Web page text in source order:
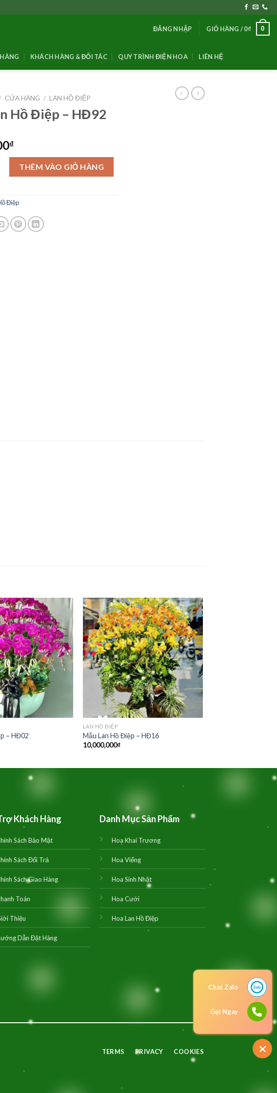
ĐĂNG NHẬP GIỎ HÀNG /0₫ 0
KHÁCH HÀNG & ĐỐI TÁC QUY TRÌNH ĐIỆN HOA LIÊN HỆ
/ CỬA HÀNG / LAN HỒ ĐIỆP
Hồ Điệp – HĐ92
₫
– HĐ92 số lượng
THÊM VÀO GIỎ HÀNG
Điệp
– HĐ02
LAN HỒ ĐIỆP
Mẫu Lan Hồ Điệp – HĐ16
10,000,000₫
Khách Hàng
Sách Bảo Mật
Sách Đổi Trả
Sách Giao Hàng
Toán
Thiệu
Dẫn Đặt Hàng
Danh Mục Sản Phẩm
Hoa Khai Trương
Hoa Viếng
Hoa Sinh Nhật
Hoa Cưới
Hoa Lan Hồ Điệp
TERMS PRIVACY COOKIES
Chat Zalo
Gọi Ngay